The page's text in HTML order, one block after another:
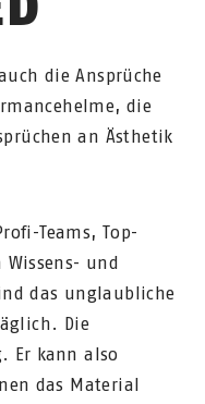
die Ansprüche
die
an Ästhetik
Teams, Top-
und
das unglaubliche
Die
Er kann also
das Material